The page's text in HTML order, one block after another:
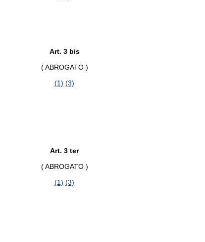
Art. 3 bis
( ABROGATO )
(1) (3)
Art. 3 ter
( ABROGATO )
(1) (3)